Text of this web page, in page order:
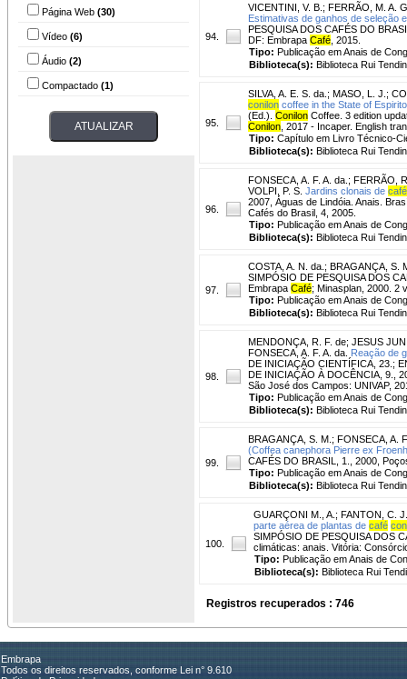
Página Web (30)
Vídeo (6)
Áudio (2)
Compactado (1)
94.
VICENTINI, V. B. ; FERRÃO, M. A.
Estimativas de ganhos de seleção
PESQUISA DOS CAFÉS DO
DF: Embrapa Café , 2015.
Tipo: Publicação em Anais de
Biblioteca(s): Biblioteca Rui
95.
SILVA, A. E. S. da. ; MASO, L. J. ;
conilon coffee in the State of
(Ed.). Conilon Coffee. 3 edition
Conilon , 2017 - Incaper. English
Tipo: Capítulo em Livro Técnico-
Biblioteca(s): Biblioteca Rui
96.
FONSECA, A. F. A. da. ; FERRÃO,
VOLPI, P. S. Jardins clonais de café
2007, Águas de Lindóia. Anais.
Cafés do Brasil, 4, 2005.
Tipo: Publicação em Anais de
Biblioteca(s): Biblioteca Rui
97.
COSTA, A. N. da. ; BRAGANÇA, S.
SIMPÓSIO DE PESQUISA DOS
Embrapa Café; Minasplan, 2000. 2
Tipo: Publicação em Anais de
Biblioteca(s): Biblioteca Rui
98.
MENDONÇA, R. F. de; JESUS
FONSECA, A. F. A. da. Reação de
DE INICIAÇÃO CIENTÍFICA, 23.;
DE INICIAÇÃO À DOCÊNCIA, 9.,
São José dos Campos: UNIVAP,
Tipo: Publicação em Anais de
Biblioteca(s): Biblioteca Rui
99.
BRAGANÇA, S. M. ; FONSECA, A.
(Coffea canephora Pierre ex
CAFÉS DO BRASIL, 1., 2000,
Tipo: Publicação em Anais de
Biblioteca(s): Biblioteca Rui
100.
GUARÇONI M., A. ; FANTON, C. J.
parte aérea de plantas de café
SIMPÓSIO DE PESQUISA DOS
climáticas: anais. Vitória:
Tipo: Publicação em Anais de
Biblioteca(s): Biblioteca Rui
Registros recuperados : 746
Embrapa
Todos os direitos reservados, conforme Lei n° 9.610